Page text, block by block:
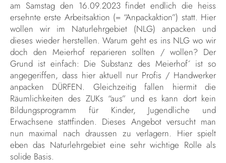
am Samstag den 16.09.2023 findet endlich die heiss
ersehnte erste Arbeitsaktion (= “Anpackaktion”) statt. Hier
wollen wir im Naturlehrgebiet (NLG) anpacken und
dieses wieder herstellen. Warum geht es ins NLG wo wir
doch den Meierhof reparieren sollten / wollen? Der
Grund ist einfach: Die Substanz des Meierhof´ ist so
angegeriffen, dass hier aktuell nur Profis / Handwerker
anpacken DÜRFEN. Gleichzeitig fallen hiermit die
Räumlichkeiten des ZUKs “aus” und es kann dort kein
Bildungsprogramm für Kinder, Jugendliche und
Erwachsene stattfinden. Dieses Angebot versucht man
nun maximal nach draussen zu verlagern. Hier spielt
eben das Naturlehrgebiet eine sehr wichtige Rolle als
solide Basis.